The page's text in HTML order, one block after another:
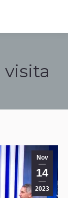
visita
Nov
14
2023